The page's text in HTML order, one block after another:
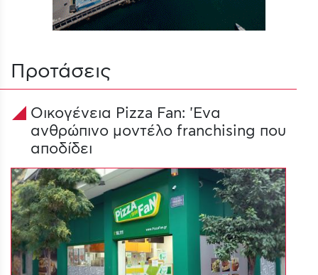
Προτάσεις
signal_cellular_4_bar Οικογένεια Pizza Fan: 'Ενα
ανθρώπινο μοντέλο franchising που
αποδίδει